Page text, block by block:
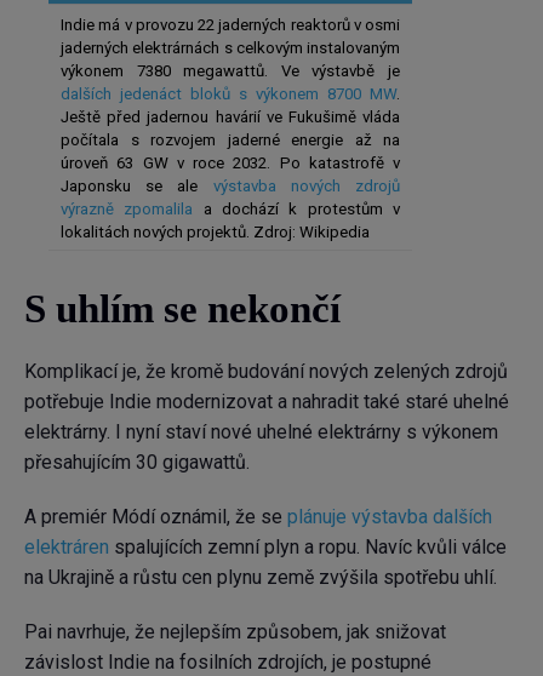
Indie má v provozu 22 jaderných reaktorů v osmi
jaderných elektrárnách s celkovým instalovaným
výkonem 7380 megawattů. Ve výstavbě je
dalších jedenáct bloků s výkonem 8700 MW.
Ještě před jadernou havárií ve Fukušimě vláda
počítala s rozvojem jaderné energie až na
úroveň 63 GW v roce 2032. Po katastrofě v
Japonsku se ale výstavba nových zdrojů
výrazně zpomalila a dochází k protestům v
lokalitách nových projektů. Zdroj: Wikipedia
S uhlím se nekončí
Komplikací je, že kromě budování nových zelených zdrojů
potřebuje Indie modernizovat a nahradit také staré uhelné
elektrárny. I nyní staví nové uhelné elektrárny s výkonem
přesahujícím 30 gigawattů.
A premiér Módí oznámil, že se plánuje výstavba dalších
elektráren spalujících zemní plyn a ropu. Navíc kvůli válce
na Ukrajině a růstu cen plynu země zvýšila spotřebu uhlí.
Pai navrhuje, že nejlepším způsobem, jak snižovat
závislost Indie na fosilních zdrojích, je postupné